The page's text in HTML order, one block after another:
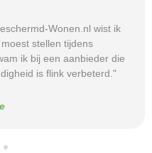
Wonen.nl wist ik
stellen tijdens
ik bij een aanbieder die
is flink verbeterd."